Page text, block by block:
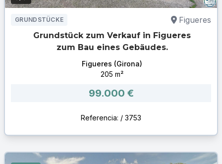
GRUNDSTÜCKE Figueres
Grundstück zum Verkauf in Figueres
zum Bau eines Gebäudes.
Figueres (Girona)
205 m²
99.000 €
Referencia: / 3753